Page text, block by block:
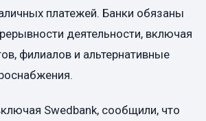
платежей. Банки обязаны
деятельности, включая
филиалов и альтернативные
Swedbank, сообщили, что